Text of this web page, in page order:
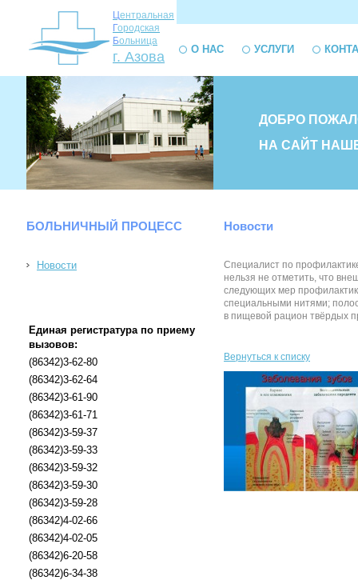
Центральная
Городская
Больница
г. Азова О НАС УСЛУГИ
ДОБРО
НА САЙТ
БОЛЬНИЧНЫЙ ПРОЦЕСС
Новости
Единая регистратура по приему
вызовов:
(86342)3-62-80
(86342)3-62-64
(86342)3-61-90
(86342)3-61-71
(86342)3-59-37
(86342)3-59-33
(86342)3-59-32
(86342)3-59-30
(86342)3-59-28
(86342)4-02-66
(86342)4-02-05
(86342)6-20-58
(86342)6-34-38
Новости
Специалист по
нельзя не отметить, что
следующих мер
специальными нитями;
в пищевой рацион твёрдых
Вернуться к списку